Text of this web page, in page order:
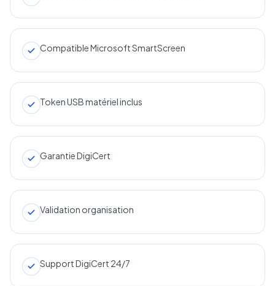
Compatible Microsoft SmartScreen
Token USB matériel inclus
Garantie DigiCert
Validation organisation
Support DigiCert 24/7